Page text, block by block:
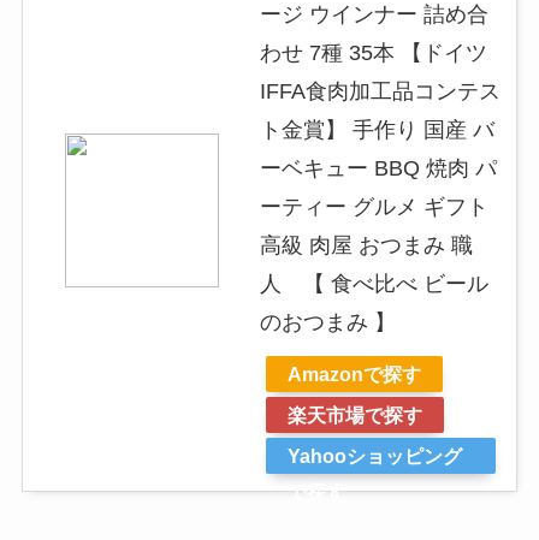
ージ ウインナー 詰め合
わせ 7種 35本 【ドイツ
IFFA食肉加工品コンテス
ト金賞】 手作り 国産 バ
ーベキュー BBQ 焼肉 パ
ーティー グルメ ギフト
高級 肉屋 おつまみ 職
人 【 食べ比べ ビール
のおつまみ 】
Amazonで探す
楽天市場で探す
Yahooショッピング
で探す